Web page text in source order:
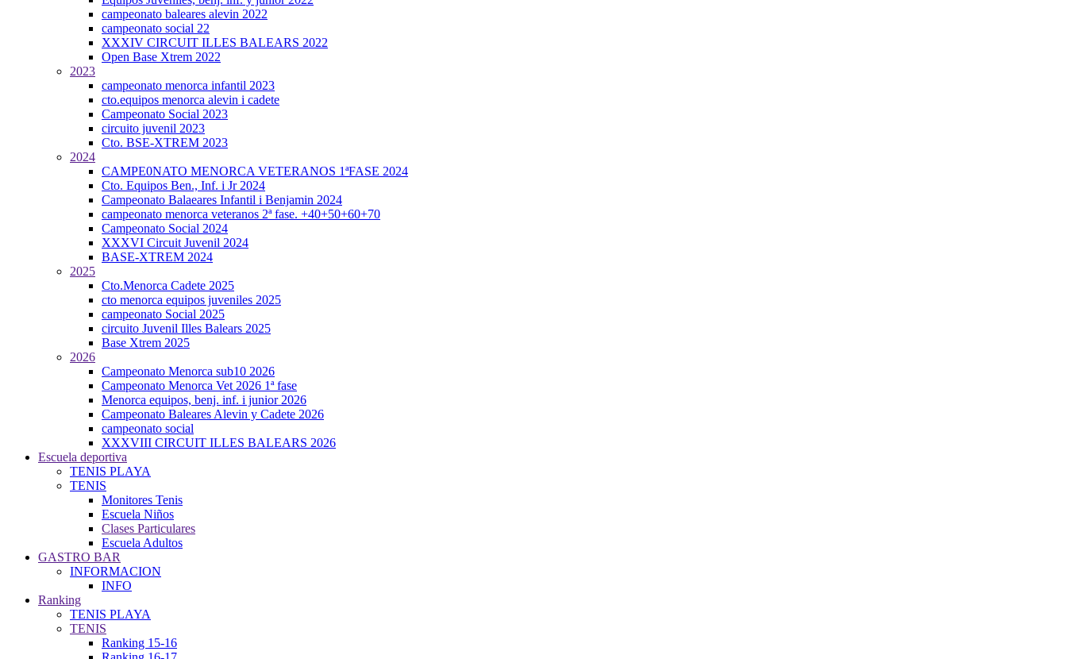
campeonato baleares alevin 2022
campeonato social 22
XXXIV CIRCUIT ILLES BALEARS 2022
Open Base Xtrem 2022
2023
campeonato menorca infantil 2023
cto.equipos menorca alevin i cadete
Campeonato Social 2023
circuito juvenil 2023
Cto. BSE-XTREM 2023
2024
CAMPE0NATO MENORCA VETERANOS 1ªFASE 2024
Cto. Equipos Ben., Inf. i Jr 2024
Campeonato Balaeares Infantil i Benjamin 2024
campeonato menorca veteranos 2ª fase. +40+50+60+70
Campeonato Social 2024
XXXVI Circuit Juvenil 2024
BASE-XTREM 2024
2025
Cto.Menorca Cadete 2025
cto menorca equipos juveniles 2025
campeonato Social 2025
circuito Juvenil Illes Balears 2025
Base Xtrem 2025
2026
Campeonato Menorca sub10 2026
Campeonato Menorca Vet 2026 1ª fase
Menorca equipos, benj. inf. i junior 2026
Campeonato Baleares Alevin y Cadete 2026
campeonato social
XXXVIII CIRCUIT ILLES BALEARS 2026
Escuela deportiva
TENIS PLAYA
TENIS
Monitores Tenis
Escuela Niños
Clases Particulares
Escuela Adultos
GASTRO BAR
INFORMACION
INFO
Ranking
TENIS PLAYA
TENIS
Ranking 15-16